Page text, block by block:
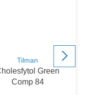
Tilman
Green
Comp 84